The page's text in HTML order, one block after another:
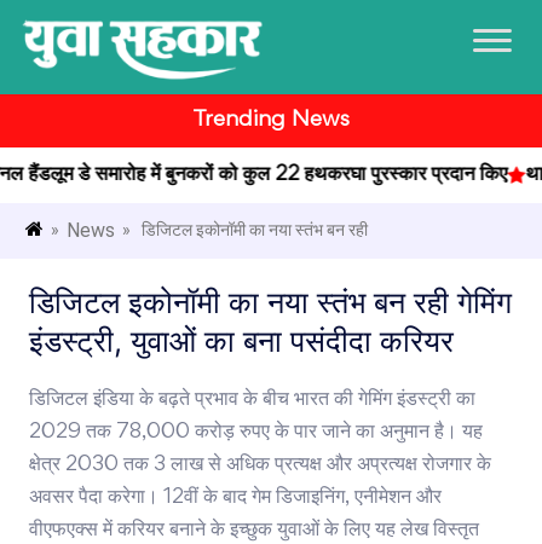
Trending News
डे समारोह में बुनकरों को कुल 22 हथकरघा पुरस्कार प्रदान किए
» News » डिजिटल इकोनॉमी का नया स्तंभ बन रही
डिजिटल इकोनॉमी का नया स्तंभ बन रही गेमिंग
इंडस्ट्री, युवाओं का बना पसंदीदा करियर
डिजिटल इंडिया के बढ़ते प्रभाव के बीच भारत की गेमिंग इंडस्ट्री का
2029 तक 78,000 करोड़ रुपए के पार जाने का अनुमान है। यह
क्षेत्र 2030 तक 3 लाख से अधिक प्रत्यक्ष और अप्रत्यक्ष रोजगार के
अवसर पैदा करेगा। 12वीं के बाद गेम डिजाइनिंग, एनीमेशन और
वीएफएक्स में करियर बनाने के इच्छुक युवाओं के लिए यह लेख विस्तृत